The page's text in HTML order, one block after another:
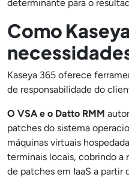
determinante para o
Como
Kaseya 365 oferece
de responsabilidade do
O VSA e o Datto RMM
patches do sistema
máquinas virtuais
terminais locais, cobrindo a
de patches em IaaS a partir